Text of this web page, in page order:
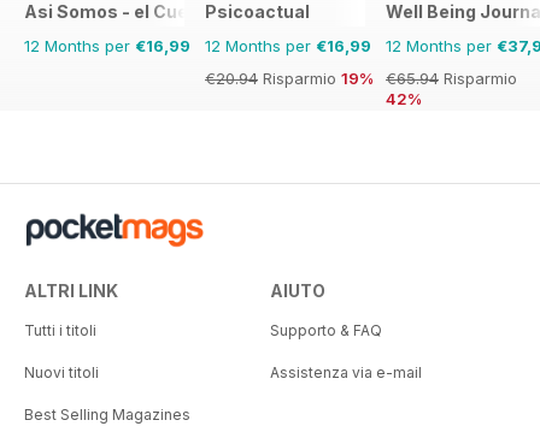
Asi Somos - el Cuerpo Humano
12 Months per €16,99
Psicoactual
12 Months per €16,99
€20.94 Risparmio 19%
Well Being
12 Months per
€65.94 Risparmio
42%
ALTRI LINK
Tutti i titoli
Nuovi titoli
Best Selling Magazines
AIUTO
Supporto & FAQ
Assistenza via e-mail